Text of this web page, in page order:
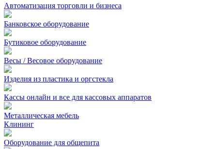
Автоматизация торговли и бизнеса
Банковское оборудование
Бутиковое оборудование
Весы / Весовое оборудование
Изделия из пластика и оргстекла
Кассы онлайн и все для кассовых аппаратов
Металлическая мебель
Клининг
Оборудование для общепита